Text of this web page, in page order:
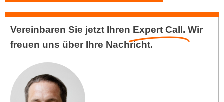
Vereinbaren Sie jetzt Ihren Expert Call. Wir
freuen uns über Ihre Nachricht.